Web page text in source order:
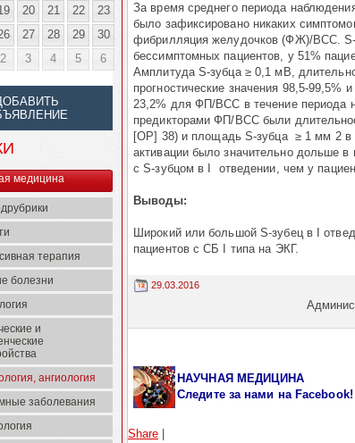
20 21 22
23
27 28 29
30
2 3 4 5 6
медицина
терапия
болезни
и
ангиология
заболевания
За время среднего периода
было зафиксировано никаких
фибрилляция желудочков (ФЖ)/ВСС. S-
бессимптомных пациентов, у 51%
Амплитуда S-зубца ≥ 0,1 мВ,
прогностические значения 98,5-99,5%
23,2% для ФП/ВСС в течение периода
предикторами ФП/ВСС были
[ОР] 38) и площадь S-зубца ≥ 1 мм 2 в
активации было значительно дольше
с S-зубцом в I отведении, чем у
Выводы:
Широкий или большой S-зубец в I
пациентов с СБ I типа на ЭКГ.
29.03.2016
НАУЧНАЯ МЕДИЦИНА
Следите за нами на Facebook!
Share